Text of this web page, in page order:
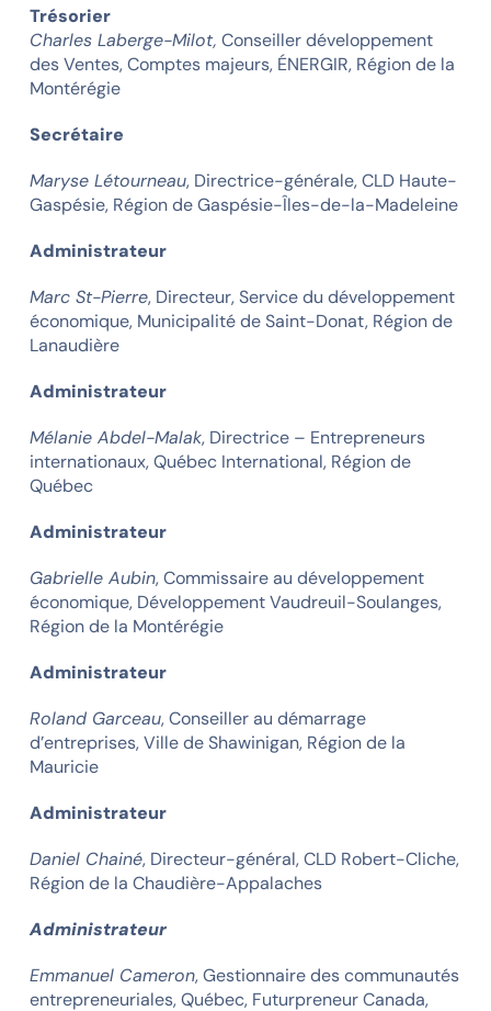
Trésorier
Charles Laberge-Milot, Conseiller développement
des Ventes, Comptes majeurs, ÉNERGIR, Région de la
Montérégie
Secrétaire
Maryse Létourneau, Directrice-générale, CLD Haute-
Gaspésie, Région de Gaspésie-Îles-de-la-Madeleine
Administrateur
Marc St-Pierre, Directeur, Service du développement
économique, Municipalité de Saint-Donat, Région de
Lanaudière
Administrateur
Mélanie Abdel-Malak, Directrice – Entrepreneurs
internationaux, Québec International, Région de
Québec
Administrateur
Gabrielle Aubin, Commissaire au développement
économique, Développement Vaudreuil-Soulanges,
Région de la Montérégie
Administrateur
Roland Garceau, Conseiller au démarrage
d’entreprises, Ville de Shawinigan, Région de la
Mauricie
Administrateur
Daniel Chainé, Directeur-général, CLD Robert-Cliche,
Région de la Chaudière-Appalaches
Administrateur
Emmanuel Cameron, Gestionnaire des communautés
entrepreneuriales, Québec, Futurpreneur Canada,